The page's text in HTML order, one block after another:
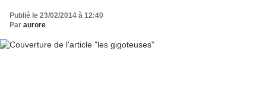
Publié le 23/02/2014 à 12:40
Par aurore